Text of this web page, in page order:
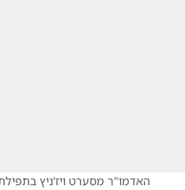
האדמו"ר מסערט ויז'ניץ